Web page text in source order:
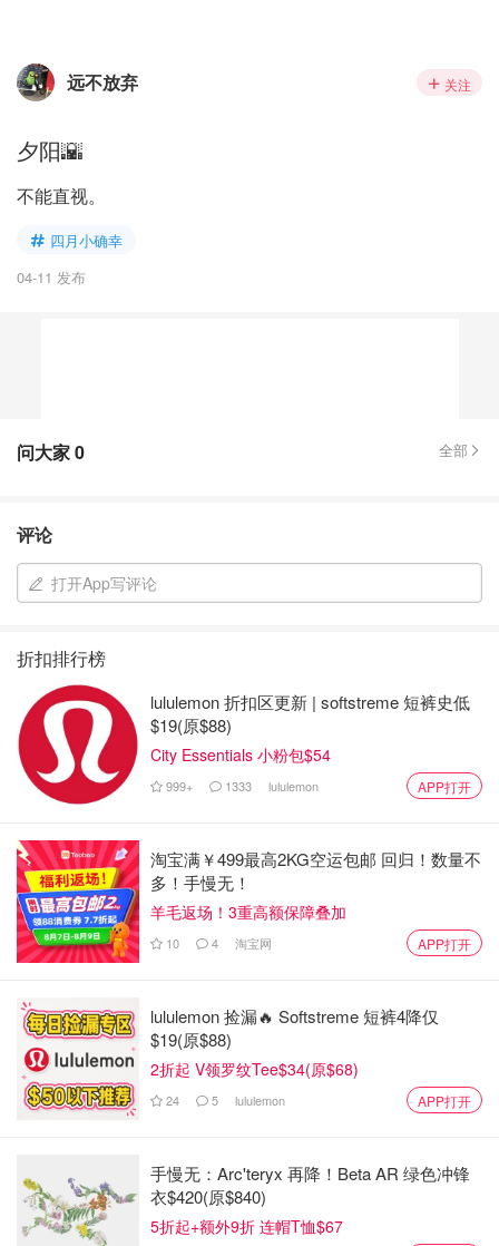
远不放弃 关注
夕阳🌇
不能直视。
四月小确幸
04-11 发布
问大家0 全部
评论
打开App写评论
折扣排行榜
lululemon 折扣区更新 | softstreme 短裤史低
$19(原$88)
City Essentials 小粉包$54
999+ 1333 lululemon APP打开
淘宝满￥499最高2KG空运包邮 回归！数量不
多！手慢无！
羊毛返场！3重高额保障叠加
10 4 淘宝网 APP打开
lululemon 捡漏🔥 Softstreme 短裤4降仅
$19(原$88)
2折起 V领罗纹Tee$34(原$68)
24 5 lululemon APP打开
手慢无：Arc'teryx 再降！Beta AR 绿色冲锋
衣$420(原$840)
5折起+额外9折 连帽T恤$67